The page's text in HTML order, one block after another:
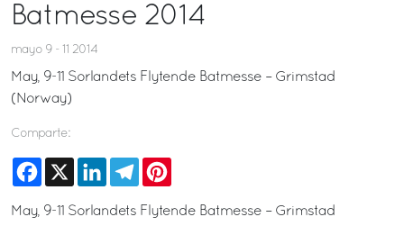
Batmesse 2014
mayo 9 - 11 2014
May, 9-11 Sorlandets Flytende Batmesse – Grimstad
(Norway)
Comparte:
Facebook
X LinkedInTelegram
May, 9-11 Sorlandets Flytende Batmesse – Grimstad